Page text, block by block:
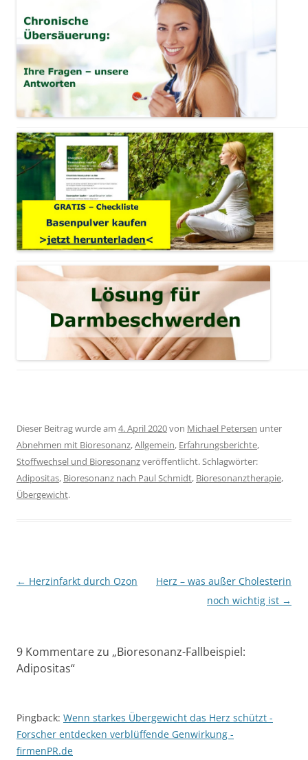
Dieser Beitrag wurde am 4. April 2020von Michael Petersen unter
Abnehmen mit Bioresonanz,Allgemein, Erfahrungsberichte,
Stoffwechsel und Bioresonanzveröffentlicht. Schlagwörter:
Adipositas, Bioresonanz nach Paul Schmidt, Bioresonanztherapie,
Übergewicht.
Beitragsnavigation
← Herzinfarkt durch Ozon
Herz – was außer Cholesterin
noch wichtig ist →
9 Kommentare zu „Bioresonanz-Fallbeispiel:
Adipositas“
Pingback: Wenn starkes Übergewicht das Herz schützt -
Forscher entdecken verblüffende Genwirkung -
firmenPR.de